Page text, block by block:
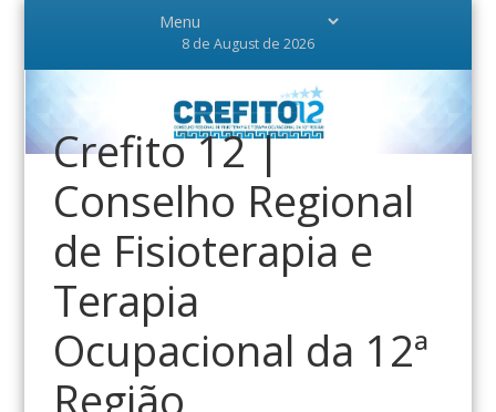
8 de August de 2026
Crefito 12 |
Conselho Regional
de Fisioterapia e
Terapia
Ocupacional da 12ª
Região